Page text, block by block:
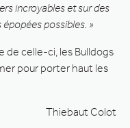
incroyables et sur des
possibles. »
de celle-ci, les Bulldogs
pour porter haut les
Thiebaut Colot